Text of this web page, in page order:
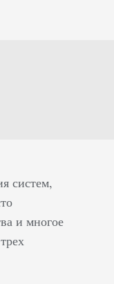
систем,
и многое